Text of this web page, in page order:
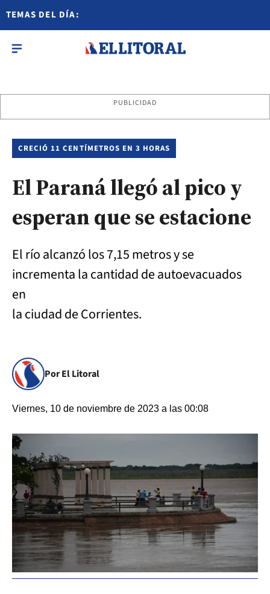
TEMAS DEL DÍA:
PUBLICIDAD
CRECIÓ 11 CENTÍMETROS EN 3 HORAS
El Paraná llegó al pico y
esperan que se estacione
El río alcanzó los 7,15 metros y se
incrementa la cantidad de autoevacuados
en
la ciudad de Corrientes.
Por El Litoral
Viernes, 10 de noviembre de 2023 a las 00:08